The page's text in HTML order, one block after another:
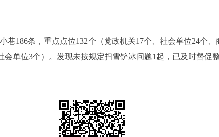
巷186条，重点点位132个（党政机关17个、社会单位24个
会单位3个）。发现未按规定扫雪铲冰问题1起，已及时督促